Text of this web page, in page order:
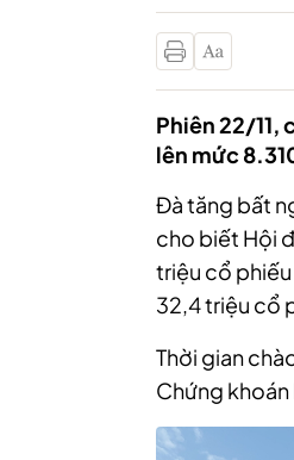
Phiên 22/11,
lên mức
Đà tăng bất
cho biết Hội
triệu cổ
32,4 triệu cổ
Thời gian
Chứng